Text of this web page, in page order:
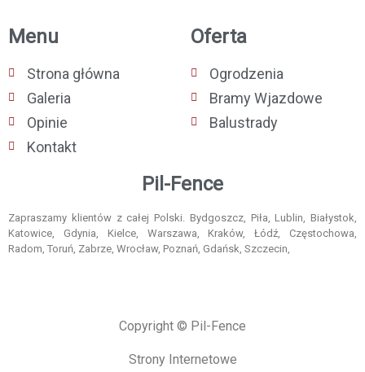
Menu
Strona główna
Galeria
Opinie
Kontakt
Oferta
Ogrodzenia
Bramy Wjazdowe
Balustrady
Pil-Fence
Zapraszamy klientów z całej Polski. Bydgoszcz, Piła, Lublin, Białystok,
Katowice, Gdynia, Kielce, Warszawa, Kraków, Łódź, Częstochowa,
Radom, Toruń, Zabrze, Wrocław, Poznań, Gdańsk, Szczecin,
Copyright © Pil-Fence
Strony Internetowe